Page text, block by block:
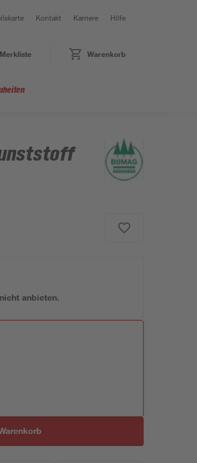
Kontakt Karriere Hilfe
Merkliste Warenkorb
anbieten.